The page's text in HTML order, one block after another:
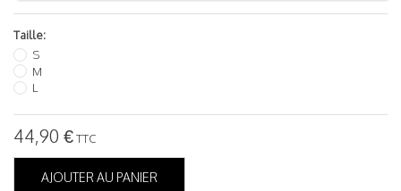
Taille:
S
M
L
44,90 €TTC
AJOUTER AU PANIER